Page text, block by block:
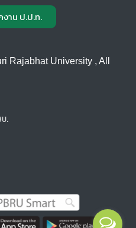
าน ป.ป.ท.
Rajabhat University , All
.